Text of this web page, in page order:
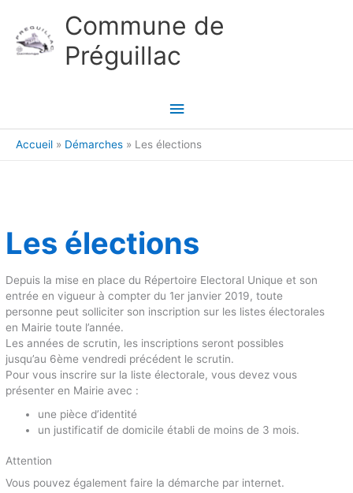
Commune de
Préguillac
Menu
principal
Accueil Démarches Les élections
Les élections
Depuis la mise en place du Répertoire Electoral Unique et son
entrée en vigueur à compter du 1er janvier 2019, toute
personne peut solliciter son inscription sur les listes électorales
en Mairie toute l’année.
Les années de scrutin, les inscriptions seront possibles
jusqu’au 6ème vendredi précédent le scrutin.
Pour vous inscrire sur la liste électorale, vous devez vous
présenter en Mairie avec :
une pièce d’identité
un justificatif de domicile établi de moins de 3 mois.
Attention
Vous pouvez également faire la démarche par internet.